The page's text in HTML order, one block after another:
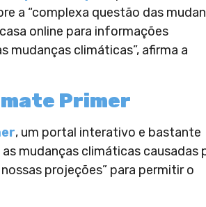
a “complexa questão das
online para informações
mudanças climáticas”, afirma a
Primer
, um portal interativo e bastante
mudanças climáticas causadas
projeções” para permitir o